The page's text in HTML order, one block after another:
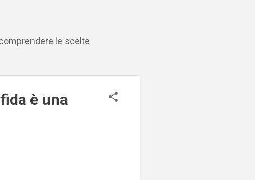
le scelte
è una